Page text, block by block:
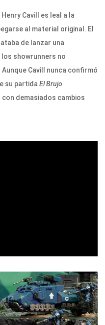
Cavill es leal a la
al material original. El
de lanzar una
showrunners no
Cavill nunca confirmó
su partida El Brujo
demasiados cambios